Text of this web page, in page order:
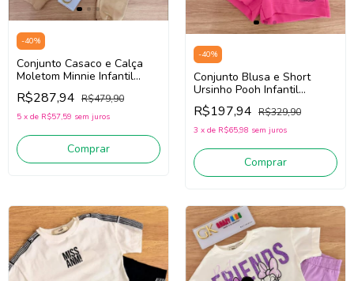
-40%
Conjunto Casaco e Calça
Moletom Minnie Infantil
Teen Menina Animé N5650
(Bege)
R$287,94 R$479,90
5 x de R$57,59 sem juros
Comprar
-40%
Conjunto Blusa e Short
Ursinho Pooh Infantil
Menina Animé P6510 (Off
White/Rosa)
R$197,94 R$329,90
3 x de R$65,98 sem juros
Comprar